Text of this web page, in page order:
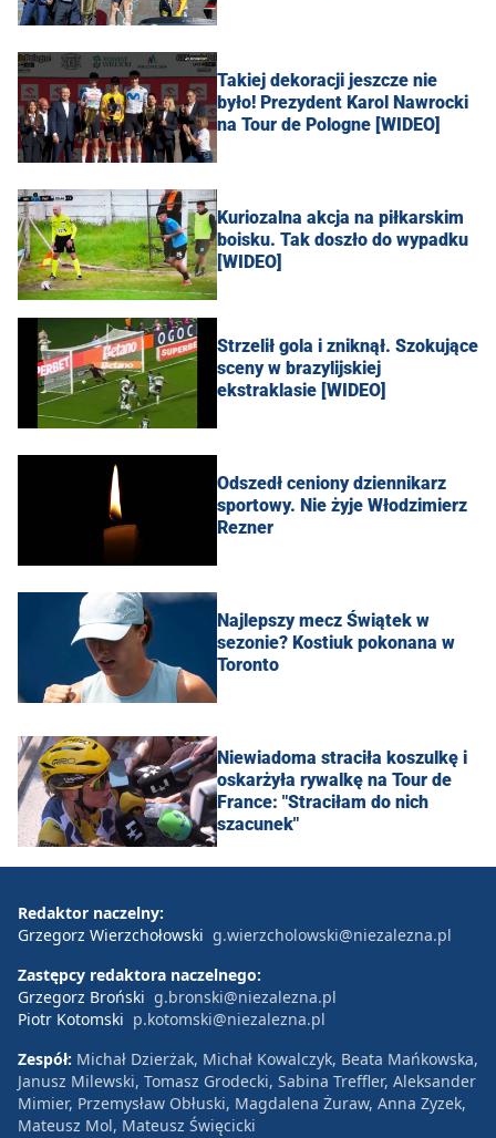
Takiej dekoracji jeszcze nie
było! Prezydent Karol Nawrocki
na Tour de Pologne [WIDEO]
Kuriozalna akcja na piłkarskim
boisku. Tak doszło do wypadku
[WIDEO]
Strzelił gola i zniknął. Szokujące
sceny w brazylijskiej
ekstraklasie [WIDEO]
Odszedł ceniony dziennikarz
sportowy. Nie żyje Włodzimierz
Rezner
Najlepszy mecz Świątek w
sezonie? Kostiuk pokonana w
Toronto
Niewiadoma straciła koszulkę i
oskarżyła rywalkę na Tour de
France: "Straciłam do nich
szacunek"
Redaktor naczelny:
Grzegorz Wierzchołowski g.wierzcholowski@niezalezna.pl
Zastępcy redaktora naczelnego:
Grzegorz Broński g.bronski@niezalezna.pl
Piotr Kotomski p.kotomski@niezalezna.pl
Zespół: Michał Dzierżak, Michał Kowalczyk, Beata Mańkowska,
Janusz Milewski, Tomasz Grodecki, Sabina Treffler, Aleksander
Mimier, Przemysław Obłuski, Magdalena Żuraw, Anna Zyzek,
Mateusz Mol, Mateusz Święcicki